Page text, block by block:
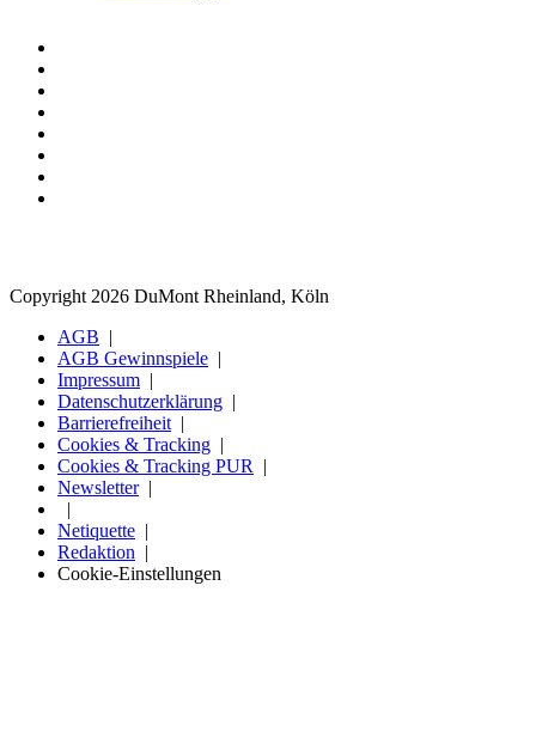
Copyright 2026 DuMont Rheinland, Köln
AGB
AGB Gewinnspiele
Impressum
Datenschutzerklärung
Barrierefreiheit
Cookies & Tracking
Cookies & Tracking PUR
Newsletter
Netiquette
Redaktion
Cookie-Einstellungen